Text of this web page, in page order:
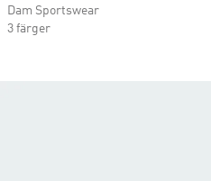
Dam Sportswear
3 färger